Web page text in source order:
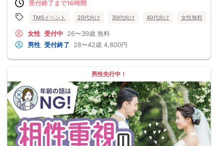
受付終了まで16時間
TMSイベント 20代向け 30代向け 40代向け 女性無料
女性 受付中 26〜39歳 無料
男性 受付終了 28〜42歳 4,800円
男性先行中！